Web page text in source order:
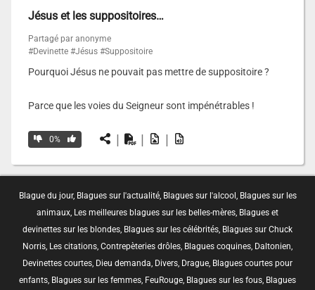
Jésus et les suppositoires…
Partagé par anonyme
#Devinette #Jésus #Suppositoire
Pourquoi Jésus ne pouvait pas mettre de suppositoire ?
Parce que les voies du Seigneur sont impénétrables !
0% | | |
Blague du jour, Blagues sur l'actualité, Blagues sur l'alcool , Blagues sur les
animaux, Les meilleures blagues sur les belles-mères, Blagues et
devinettes sur les blondes, Blagues sur les célébrités, Blagues sur Chuck
Norris, Les citations, Contrepèteries drôles, Blagues coquines, Daltonien,
Devinettes courtes, Dieu demanda, Divers, Drague, Blagues courtes pour
enfants, Blagues sur les femmes, FeuRouge, Blagues sur les fous, Blagues